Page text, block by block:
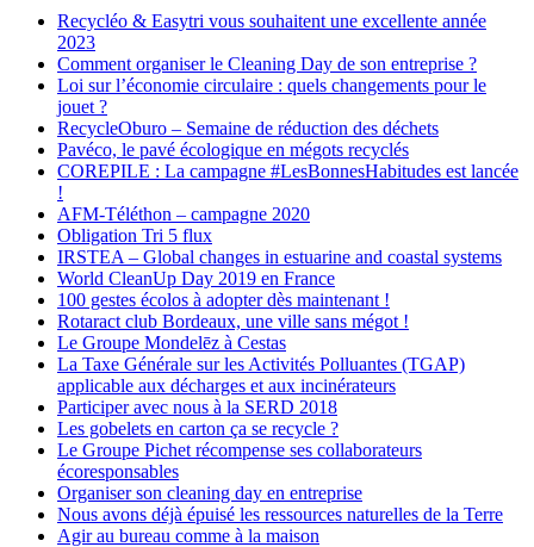
Recycléo & Easytri vous souhaitent une excellente année
2023
Comment organiser le Cleaning Day de son entreprise ?
Loi sur l’économie circulaire : quels changements pour le
jouet ?
RecycleOburo – Semaine de réduction des déchets
Pavéco, le pavé écologique en mégots recyclés
COREPILE : La campagne #LesBonnesHabitudes est lancée
!
AFM-Téléthon – campagne 2020
Obligation Tri 5 flux
IRSTEA – Global changes in estuarine and coastal systems
World CleanUp Day 2019 en France
100 gestes écolos à adopter dès maintenant !
Rotaract club Bordeaux, une ville sans mégot !
Le Groupe Mondelēz à Cestas
La Taxe Générale sur les Activités Polluantes (TGAP)
applicable aux décharges et aux incinérateurs
Participer avec nous à la SERD 2018
Les gobelets en carton ça se recycle ?
Le Groupe Pichet récompense ses collaborateurs
écoresponsables
Organiser son cleaning day en entreprise
Nous avons déjà épuisé les ressources naturelles de la Terre
Agir au bureau comme à la maison